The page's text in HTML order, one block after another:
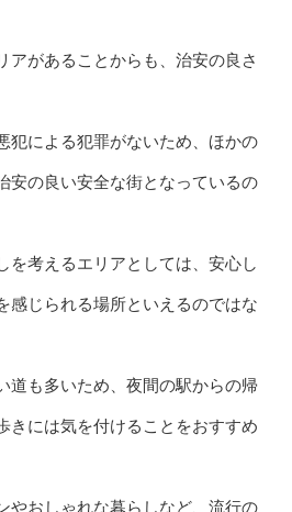
アがあることからも、治安の良さ
犯による犯罪がないため、ほかの
安の良い安全な街となっているの
を考えるエリアとしては、安心し
感じられる場所といえるのではな
道も多いため、夜間の駅からの帰
きには気を付けることをおすすめ
やおしゃれな暮らしなど、流行の